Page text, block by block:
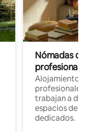
Nómadas
Alojamientos
profesionales
trabajan a
espacios de
dedicados.